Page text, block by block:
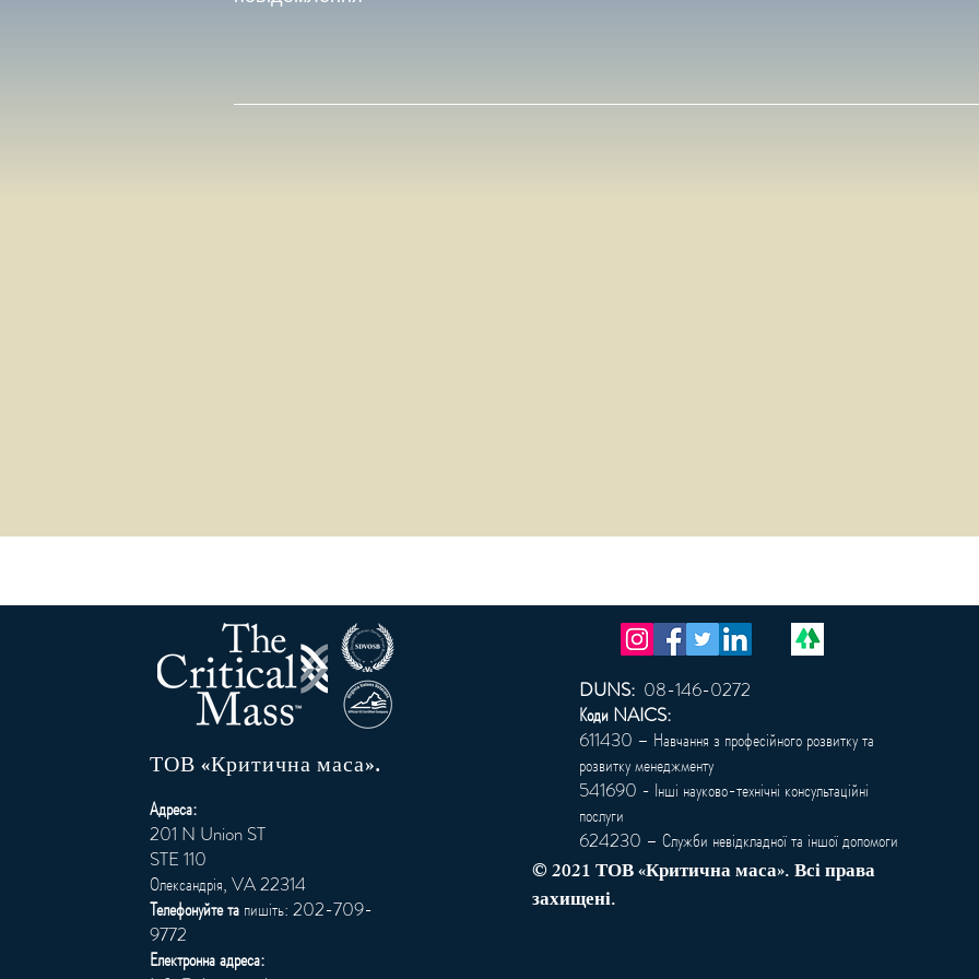
ТОВ «Критична маса».
Адреса:
201 N Union ST
STE 110
Олександрія, VA 22314
Телефонуйте тапишіть: 202-709-
9772
Електронна адреса:
DUNS: 08-146-0272
Коди NAICS:
611430 – Навчання з професійного розвитку та
розвитку менеджменту
541690 - Інші науково-технічні консультаційні
послуги
624230 – Служби невідкладної та іншої допомоги
© 2021 ТОВ «Критична маса». Всі права
захищені.